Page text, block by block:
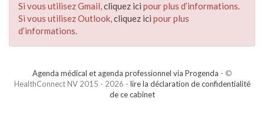
Si vous utilisez Gmail,cliquez ici pour plus d’informations.
Si vous utilisez Outlook,cliquez ici pour plus
d’informations.
Agenda médical et agenda professionnel via Progenda - ©
HealthConnect NV 2015 - 2026 - lire la déclaration de confidentialité
de ce cabinet